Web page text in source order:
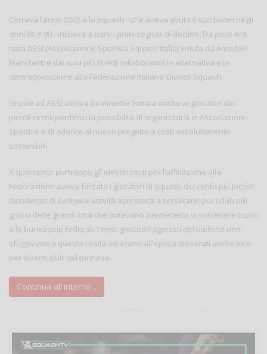
Correva l’anno 2002 e lo squash - che aveva avuto il suo boom negli
anni 80 e 90 - iniziava a dare i primi segnali di declino. Da poco era
nata ASSI (Associazione Sportiva Squash Italia) voluta da Amedeo
Bianchetti e dai suoi più stretti collaboratori in alternativa e in
contrapposizione alla Federazione Italiana Giuoco Squash.
Grazie ad ASSI veniva finalmente fornita anche ai giocatori dei
piccoli circoli periferici la possibilità di organizzarsi in Associazioni
Sportive e di aderire al nuovo progetto a costi assolutamente
sostenibili.
A quei tempi purtroppo gli elevati costi per l’affiliazione alla
Federazione aveva forzato i giocatori di squash dei centri più piccoli
desiderosi di svolgere attività agonistica a tesserarsi per i club più
grossi delle grandi città che potevano permettersi di sostenere i costi
e le burocrazie federali. I molti giocatori agonisti del biellese non
sfuggivano a questa realtà ed erano all'epoca tesserati anche loro
per diversi club del torinese.
Continua all'interno...